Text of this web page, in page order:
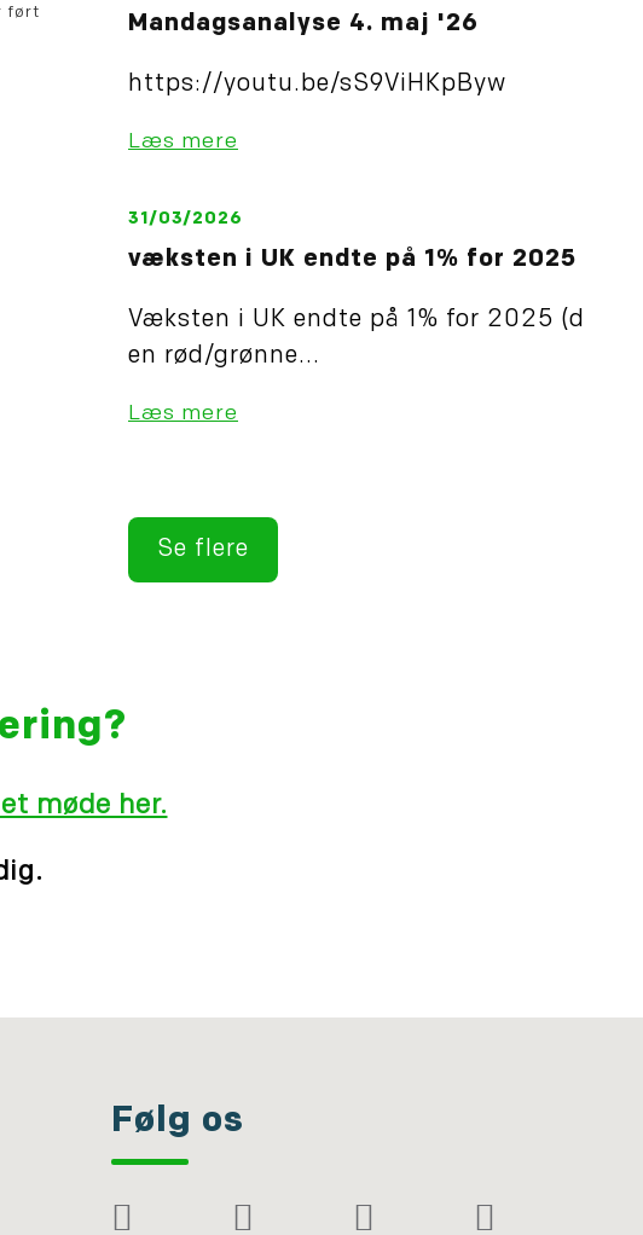
ført
Mandagsanalyse 4. maj '26
https://youtu.be/sS9ViHKpByw
Læs mere
31/03/2026
væksten i UK endte på 1% for 2025
Væksten i UK endte på 1% for 2025 (d
en rød/grønne...
Læs mere
Se flere
møde her.
Følg os